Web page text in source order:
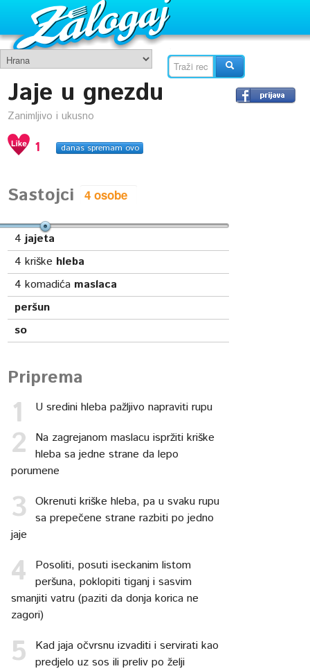
Jaje u gnezdu
Zanimljivo i ukusno
1 danas spremam ovo
Sastojci
4 jajeta
4 kriške hleba
4 komadića maslaca
peršun
so
Priprema
U sredini hleba pažljivo napraviti rupu
Na zagrejanom maslacu ispržiti kriške
hleba sa jedne strane da lepo
porumene
Okrenuti kriške hleba, pa u svaku rupu
sa prepečene strane razbiti po jedno
jaje
Posoliti, posuti iseckanim listom
peršuna, poklopiti tiganj i sasvim
smanjiti vatru (paziti da donja korica ne
zagori)
Kad jaja očvrsnu izvaditi i servirati kao
predjelo uz sos ili preliv po želji